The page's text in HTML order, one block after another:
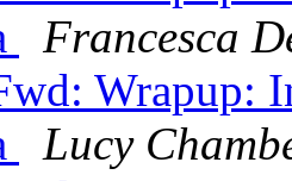
Francesca
Wrapup:
Lucy